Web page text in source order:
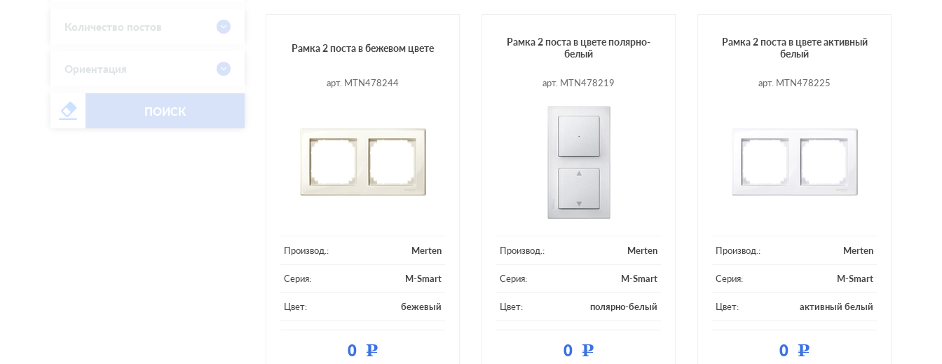
Количество постов
Ориентация
ПОИСК
Рамка 2 поста в бежевом цвете
арт. MTN478244
Производ.: Merten
Серия: M-Smart
Цвет: бежевый
0Р
Рамка 2 поста в цвете полярно-
белый
арт. MTN478219
Производ.: Merten
Серия: M-Smart
Цвет: полярно-белый
0Р
Рамка 2 поста в цвете активный
белый
арт. MTN478225
Производ.: Merten
Серия: M-Smart
Цвет: активный белый
0Р